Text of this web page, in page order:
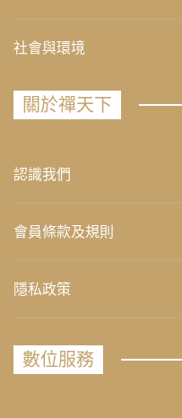
社會與環境
關於禪天下
認識我們
會員條款及規則
隱私政策
數位服務